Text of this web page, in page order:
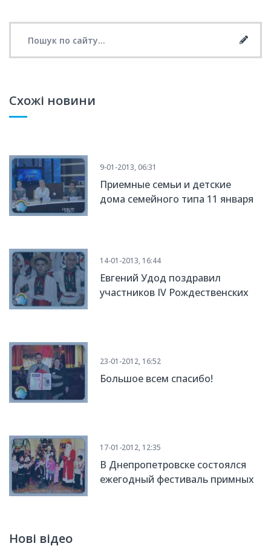
Схожі новини
9-01-2013, 06:31
Приемные семьи и детские
дома семейного типа 11 января
14-01-2013, 16:44
Евгений Удод поздравил
участников IV Рождественских
23-01-2012, 16:52
Большое всем спасибо!
17-01-2012, 12:35
В Днепропетровске состоялся
ежегодный фестиваль примных
Нові відео